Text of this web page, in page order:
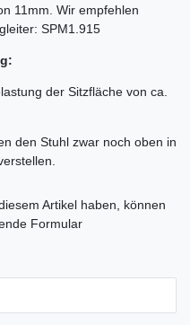
11mm. Wir empfehlen
SPM1.915
der Sitzfläche von ca.
den Stuhl zwar noch oben in
Artikel haben, können
Formular